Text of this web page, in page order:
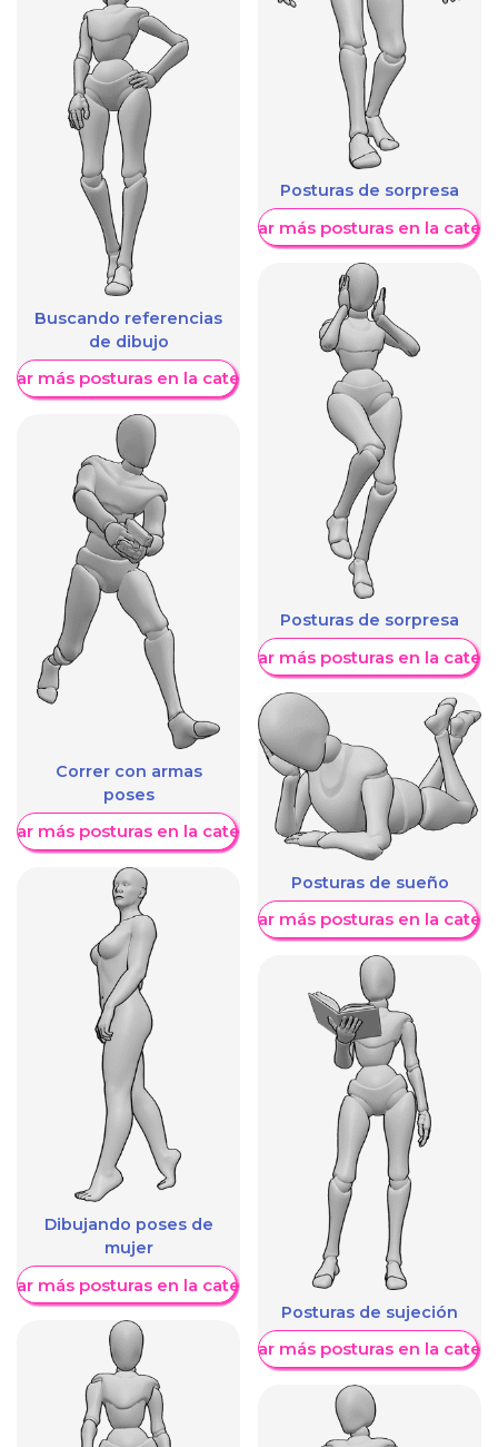
Buscando referencias
de dibujo
más posturas en la categoría
Correr con armas
poses
más posturas en la categoría
Dibujando poses de
mujer
más posturas en la categoría
Posturas de sorpresa
Mostrar más posturas en la
Posturas de sorpresa
Mostrar más posturas en la
Posturas de sueño
Mostrar más posturas en la
Posturas de sujeción
Mostrar más posturas en la